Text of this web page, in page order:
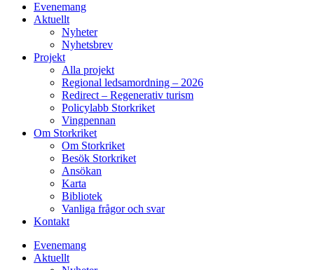
Evenemang
Aktuellt
Nyheter
Nyhetsbrev
Projekt
Alla projekt
Regional ledsamordning – 2026
Redirect – Regenerativ turism
Policylabb Storkriket
Vingpennan
Om Storkriket
Om Storkriket
Besök Storkriket
Ansökan
Karta
Bibliotek
Vanliga frågor och svar
Kontakt
Evenemang
Aktuellt